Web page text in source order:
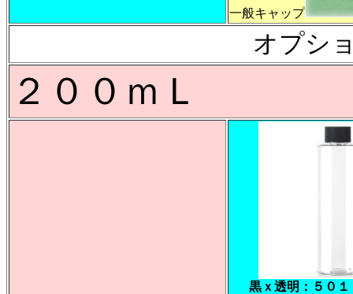
一般キャップ
オプシ
２００ｍＬ
黒ｘ透明：５０